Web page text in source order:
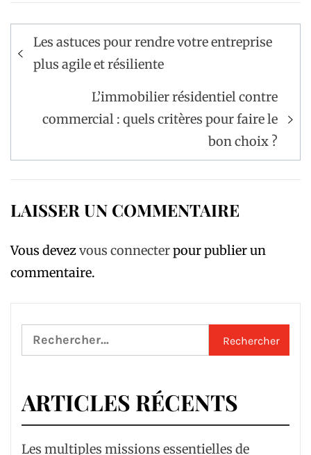
Navigation
de
l’article
Les astuces pour rendre votre entreprise
plus agile et résiliente
L’immobilier résidentiel contre
commercial : quels critères pour faire le
bon choix ?
LAISSER UN COMMENTAIRE
Vous devezvous connecterpour publier un
commentaire.
Rechercher :
ARTICLES RÉCENTS
Les multiples missions essentielles de